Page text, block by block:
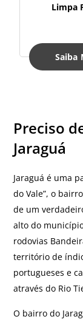
Limpa
Saiba
Preciso
Jaraguá
Jaraguá é uma
do Vale”, o
de um
alto do
rodovias
território de
portugueses e
através do Rio
O bairro do